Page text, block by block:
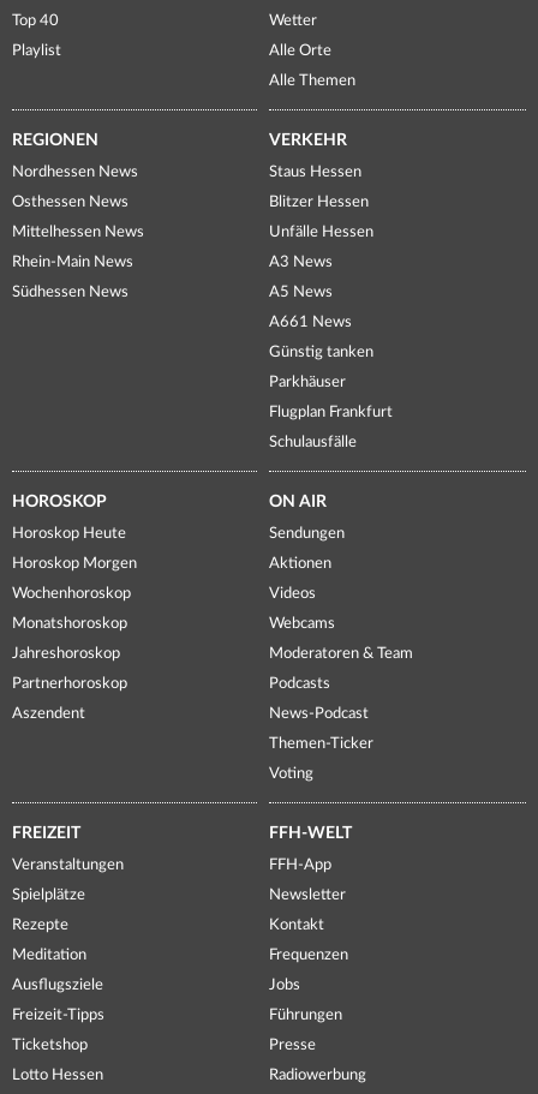
Top 40
Playlist
Wetter
Alle Orte
Alle Themen
REGIONEN
Nordhessen News
Osthessen News
Mittelhessen News
Rhein-Main News
Südhessen News
VERKEHR
Staus Hessen
Blitzer Hessen
Unfälle Hessen
A3 News
A5 News
A661 News
Günstig tanken
Parkhäuser
Flugplan Frankfurt
Schulausfälle
HOROSKOP
Horoskop Heute
Horoskop Morgen
Wochenhoroskop
Monatshoroskop
Jahreshoroskop
Partnerhoroskop
Aszendent
ON AIR
Sendungen
Aktionen
Videos
Webcams
Moderatoren & Team
Podcasts
News-Podcast
Themen-Ticker
Voting
FREIZEIT
Veranstaltungen
Spielplätze
Rezepte
Meditation
Ausflugsziele
Freizeit-Tipps
Ticketshop
Lotto Hessen
FFH-WELT
FFH-App
Newsletter
Kontakt
Frequenzen
Jobs
Führungen
Presse
Radiowerbung